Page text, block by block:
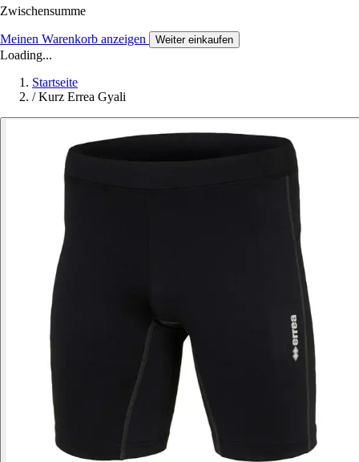
Zwischensumme
Meinen Warenkorb anzeigen Weiter einkaufen
Loading...
Startseite
/ Kurz Errea Gyali